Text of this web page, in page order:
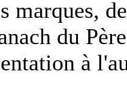
marques,
du
à